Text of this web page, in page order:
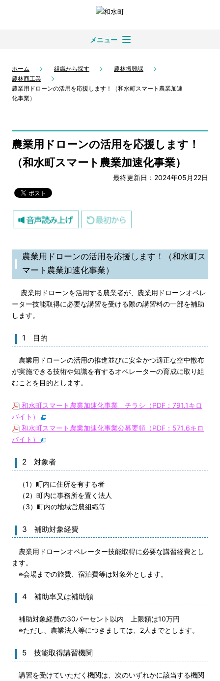
メニュー
ホーム 組織から探す
農林振興課
農林商工業
農業用ドローンの活用を応援します！（和水町スマート農業加速
化事業）
農業用ドローンの活用を応援します！
（和水町スマート農業加速化事業）
最終更新日：2024年05月22日
農業用ドローンの活用を応援します！（和水町ス
マート農業加速化事業）
農業用ドローンを活用する農業者が、農業用ドローンオペレ
ーター技能取得に必要な講習を受ける際の講習料の一部を補助
します。
1 目的
農業用ドローンの活用の推進並びに安全かつ適正な空中散布
が実施できる技術や知識を有するオペレーターの育成に取り組
むことを目的とします。
和水町スマート農業加速化事業 チラシ（PDF：791.1キロ
バイト）
和水町スマート農業加速化事業公募要領（PDF：571.6キロ
バイト）
2 対象者
（1）町内に住所を有する者
（2）町内に事務所を置く法人
（3）町内の地域営農組織等
3 補助対象経費
農業用ドローンオペレーター技能取得に必要な講習経費とし
ます。
※会場までの旅費、宿泊費等は対象外とします。
4 補助率又は補助額
補助対象経費の30パーセント以内 上限額は10万円
※ただし、農業法人等につきましては、2人までとします。
5 技能取得講習機関
講習を受けていただく機関は、次のいずれかに該当する機関